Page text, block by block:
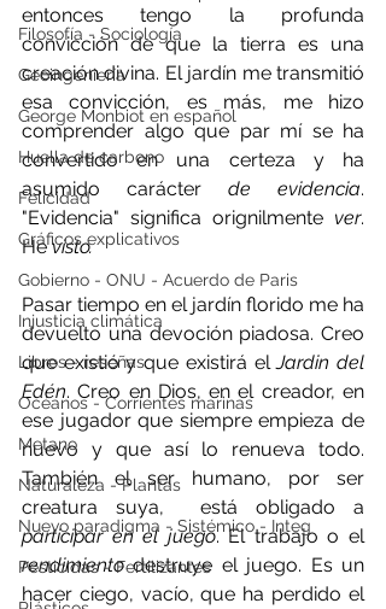
Filosofía - Sociología
Geoingeniería
George Monbiot en español
Huella de carbono
Felicidad
Gráficos explicativos
Gobierno - ONU - Acuerdo de Paris
Injusticia climática
Libros - reseñas
Océanos - Corrientes marinas
Metano
Naturaleza - Plantas
Nuevo paradigma - Sistémico - Integ
Pesticidas - Fertilizantes
entonces tengo la profunda
convicción de que la tierra es una
creación divina. El jardín me transmitió
esa convicción, es más, me hizo
comprender algo que par mí se ha
convertido en una certeza y ha
asumido carácter de evidencia.
"Evidencia" significa orignilmente ver.
He visto.
Pasar tiempo en el jardín florido me ha
devuelto una devoción piadosa. Creo
que existió y que existirá el Jardin del
Edén. Creo en Dios, en el creador, en
ese jugador que siempre empieza de
nuevo y que así lo renueva todo.
También el ser humano, por ser
participar en el juego
. El trabajo o el
rendimiento destruye el juego. Es un
hacer ciego, vacío, que ha perdido el